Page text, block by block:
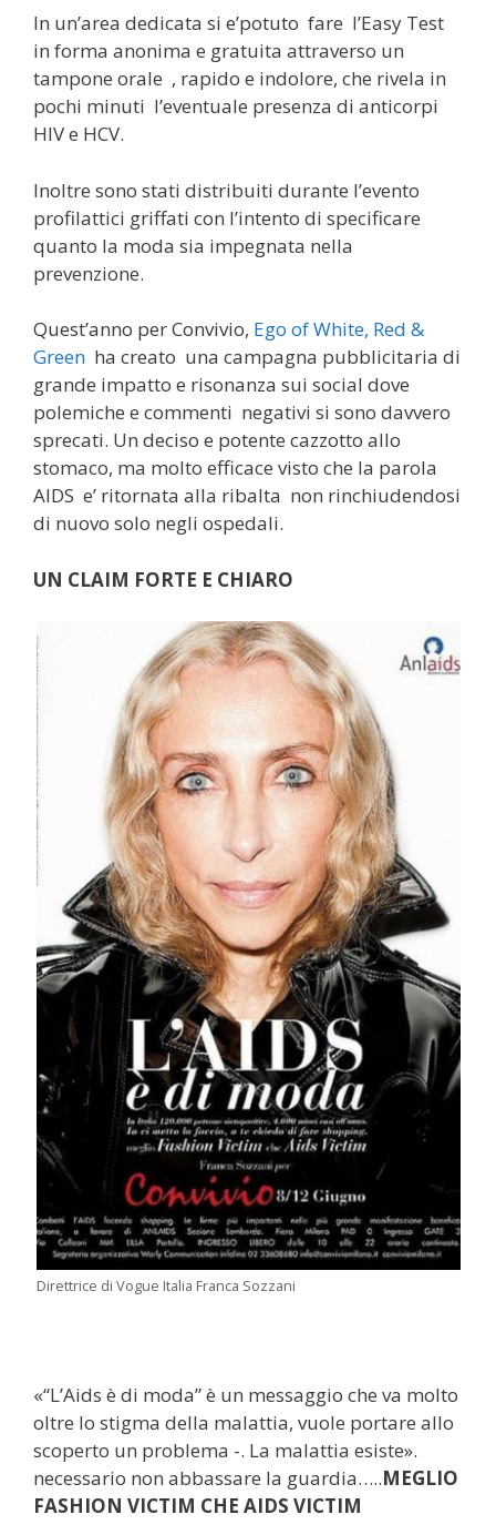
In un’area dedicata si e’potuto fare l’Easy Test
in forma anonima e gratuita attraverso un
tampone orale , rapido e indolore, che rivela in
pochi minuti l’eventuale presenza di anticorpi
HIV e HCV.
Inoltre sono stati distribuiti durante l’evento
profilattici griffati con l’intento di specificare
quanto la moda sia impegnata nella
prevenzione.
Quest’anno per Convivio, Ego of White, Red &
Green ha creato una campagna pubblicitaria di
grande impatto e risonanza sui social dove
polemiche e commenti negativi si sono davvero
sprecati. Un deciso e potente cazzotto allo
stomaco, ma molto efficace visto che la parola
AIDS e’ ritornata alla ribalta non rinchiudendosi
di nuovo solo negli ospedali.
UN CLAIM FORTE E CHIARO
Direttrice di Vogue Italia Franca Sozzani
«“L’Aids è di moda” è un messaggio che va molto
oltre lo stigma della malattia, vuole portare allo
scoperto un problema -. La malattia esiste».
necessario non abbassare la guardia…..MEGLIO
FASHION VICTIM CHE AIDS VICTIM